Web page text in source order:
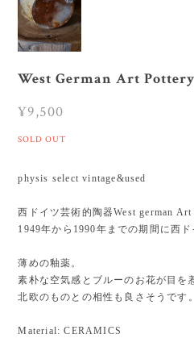
West German Art Pottery
¥9,500
SOLD OUT
physis select vintage&used
西ドイツ芸術的陶器West german Art
1949年から1990年までの期間に西
薄めの釉薬。
素朴な空気感とブルーのお花が目を
北欧のものとの相性も良さそうです。
Material: CERAMICS